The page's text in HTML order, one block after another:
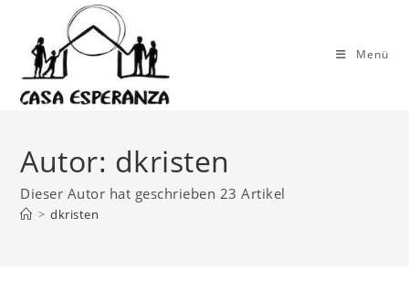
springen
Menü
Autor: dkristen
Dieser Autor hat geschrieben 23 Artikel
> dkristen